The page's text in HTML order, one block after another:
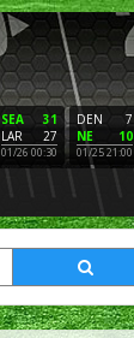
31
SEA
27
LAR
01/26 00:30
7
DEN
10
NE
01/25 21:00